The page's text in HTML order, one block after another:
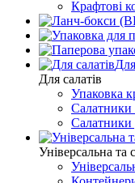
Крафтові
Для салатів
Упаковка
Салатники
Універсальна та